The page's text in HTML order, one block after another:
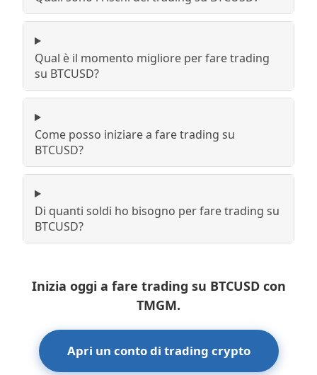
Qual è il momento migliore per fare trading
su BTCUSD?
Come posso iniziare a fare trading su
BTCUSD?
Di quanti soldi ho bisogno per fare trading su
BTCUSD?
Inizia oggi a fare trading su BTCUSD con
TMGM.
Apri un conto di trading crypto